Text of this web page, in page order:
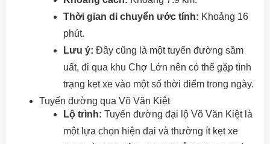
Thời gian di chuyển ước tính: Khoảng 16
phút.
Lưu ý: Đây cũng là một tuyến đường sầm
uất, đi qua khu Chợ Lớn nên có thể gặp tình
trạng kẹt xe vào một số thời điểm trong ngày.
Tuyến đường qua Võ Văn Kiệt
Lộ trình: Tuyến đường đại lộ Võ Văn Kiệt là
một lựa chọn hiện đại và thường ít kẹt xe